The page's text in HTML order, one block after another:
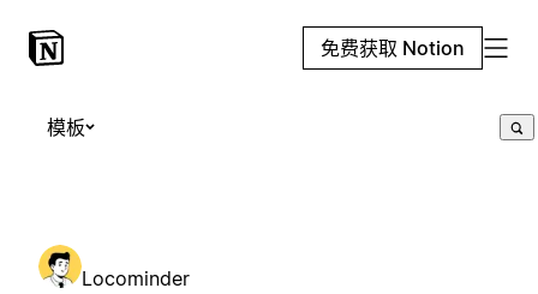
免费获取 Notion
模板
Locominder